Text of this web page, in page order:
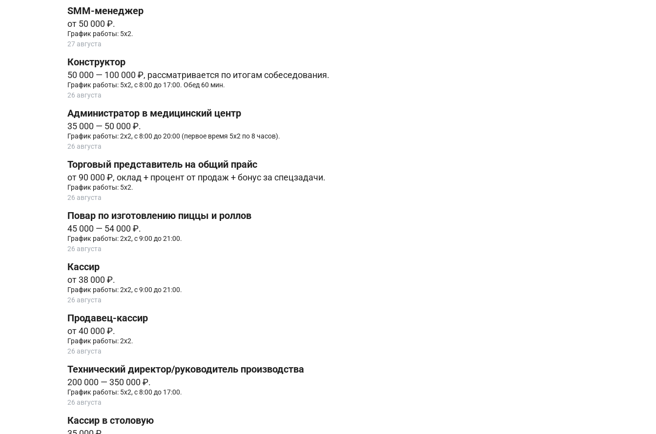
SMM-менеджер
от 50 000 ₽.
График работы: 5х2.
27 августа
Конструктор
50 000 — 100 000 ₽, рассматривается по итогам собеседования.
График работы: 5х2, с 8:00 до 17:00. Обед 60 мин.
26 августа
Администратор в медицинский центр
35 000 — 50 000 ₽.
График работы: 2х2, с 8:00 до 20:00 (первое время 5х2 по 8 часов).
26 августа
Торговый представитель на общий прайс
от 90 000 ₽, оклад + процент от продаж + бонус за спецзадачи.
График работы: 5х2.
26 августа
Повар по изготовлению пиццы и роллов
45 000 — 54 000 ₽.
График работы: 2х2, с 9:00 до 21:00.
26 августа
Кассир
от 38 000 ₽.
График работы: 2х2, с 9:00 до 21:00.
26 августа
Продавец-кассир
от 40 000 ₽.
График работы: 2х2.
26 августа
Технический директор/руководитель производства
200 000 — 350 000 ₽.
График работы: 5х2, с 8:00 до 17:00.
26 августа
Кассир в столовую